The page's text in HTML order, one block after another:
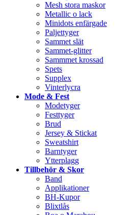
Mesh stora maskor
Metallic o lack
Minidots enfärgade
Paljettyger
Sammet slät
Sammet-glitter
Sammmet krossad
Spets
Supplex
Vinterlycra
Mode & Fest
Modetyger
Festtyger
Brud
Jersey & Stickat
Sweatshirt
Barntyger
Ytterplagg
Tillbehör & Skor
Band
Applikationer
BH-Kupor
Blixtlås